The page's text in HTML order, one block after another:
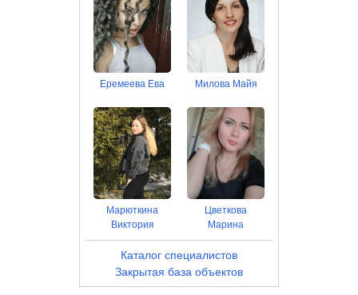
Еремеева Ева Милова Майя
Марюткина
Виктория
Цветкова
Марина
Каталог специалистов
Закрытая база объектов